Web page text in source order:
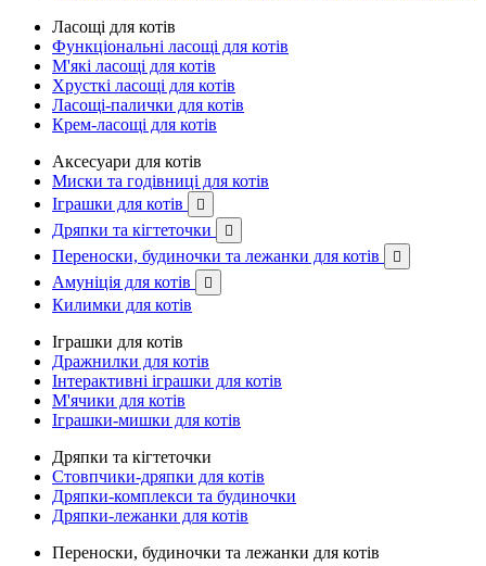
Ласощі для котів
Функціональні ласощі для котів
М'які ласощі для котів
Хрусткі ласощі для котів
Ласощі-палички для котів
Крем-ласощі для котів
Аксесуари для котів
Миски та годівниці для котів
Іграшки для котів

Дряпки та кігтеточки 
Переноски, будиночки та лежанки для котів 
Амуніція для котів 
Килимки для котів
Іграшки для котів
Дражнилки для котів
Інтерактивні іграшки для котів
М'ячики для котів
Іграшки-мишки для котів
Дряпки та кігтеточки
Стовпчики-дряпки для котів
Дряпки-комплекси та будиночки
Дряпки-лежанки для котів
Переноски, будиночки та лежанки для котів